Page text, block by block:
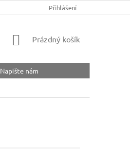
COOKIES OCHRANA
Přihlášení
NÁKUPNÍ
Prázdný košík
Napište nám